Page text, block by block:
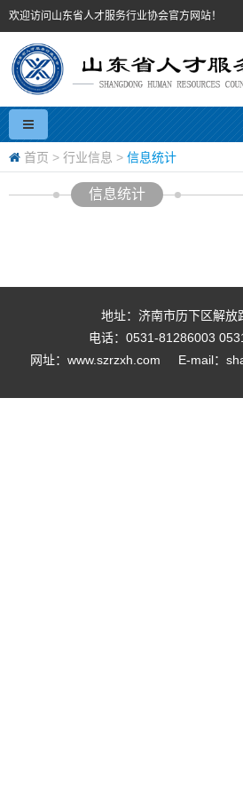
欢迎访问山东省人才服务行业协会官方网站！
首页 > 行业信息 > 信息统计
信息统计
地址：济南市历下区解放
电话：0531-81286003
网址：www.szrzxh.com
E-mail：